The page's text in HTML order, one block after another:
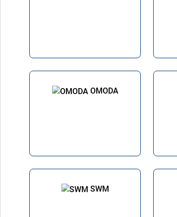
OMODA
SWM